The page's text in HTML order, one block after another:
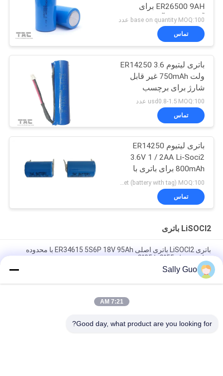
ER26500 9AH برای
آمپرمتر متر آب
base on quantity MOQ:100 عدد
تماس
باتری لیتیوم ER14250 3.6
ولت 750mAh غیر قابل
شارژ برای برچسب
الکترونیکی
usd0.8-1.5 MOQ:100 عدد
تماس
باتری لیتیوم ER14250
3.6V 1 / 2AA Li-Soci2
800mAh برای باتری با
دمای بالا
usd 2.13 for each set (battery with tag) MOQ:100 عدد
تماس
LiSOCl2 باتری
باتری LiSOCl2 باتری اصلی ER34615 5S6P 18V 95Ah با محدوده
دمای محیط -55°C تا 85°C
هوشمند دوچرخه شهر
Sally Guo
7:21 AM
Good day, what product are you looking for?